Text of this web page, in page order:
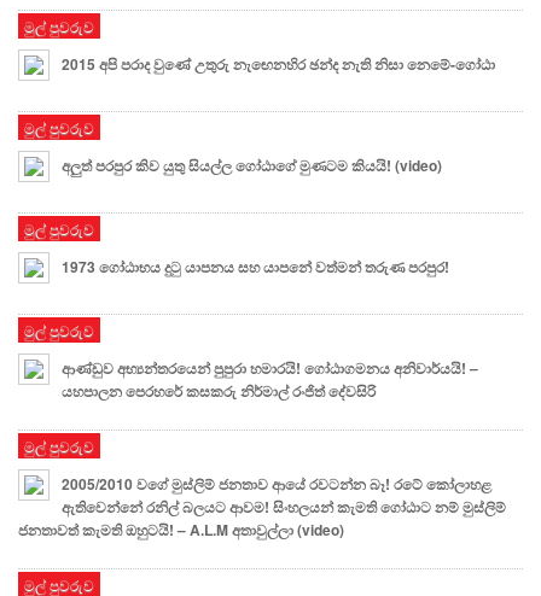
මුල් පුවරුව
2015 අපි පරාද වුණේ උතුරු නැඟෙනහිර ඡන්ද නැති නිසා නෙමේ-ගෝඨා
මුල් පුවරුව
අලුත් පරපුර කිව යුතු සියල්ල ගෝඨාගේ මුණටම කියයි! (video)
මුල් පුවරුව
1973 ගෝඨාභය දුටු යාපනය සහ යාපනේ වත්මන් තරුණ පරපුර!
මුල් පුවරුව
ආණ්ඩුව අභ්‍යන්තරයෙන් පුපුරා හමාරයි! ගෝඨාගමනය අනිවාර්යයි! –
යහපාලන පෙරහරේ කසකරු නිර්මාල් රංජිත් දේවසිරි
මුල් පුවරුව
2005/2010 වගේ මුස්ලිම් ජනතාව ආයේ රවටන්න බෑ! රටේ කෝලාහළ
ඇතිවෙන්නේ රනිල් බලයට ආවම! සිංහලයන් කැමති ගෝඨාට නම් මුස්ලිම්
ජනතාවත් කැමති ඔහුටයි! – A.L.M අතාවුල්ලා (video)
මුල් පුවරුව